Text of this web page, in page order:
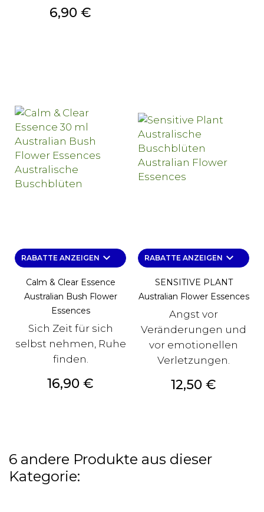
Preis
6,90 €
RABATTE ANZEIGEN keyboard_arrow_down
Calm & Clear Essence
Australian Bush Flower
Essences
Sich Zeit für sich
selbst nehmen, Ruhe
finden.
Preis
16,90 €
RABATTE ANZEIGEN keyboard_arrow_down
SENSITIVE PLANT
Australian Flower Essences
Angst vor
Veränderungen und
vor emotionellen
Verletzungen.
Preis
12,50 €
6 andere Produkte aus dieser
Kategorie: